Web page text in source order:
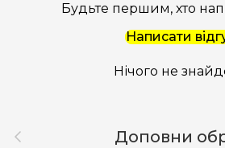
Будьте першим, хто
Написати
Нічого не
Назад Доповни